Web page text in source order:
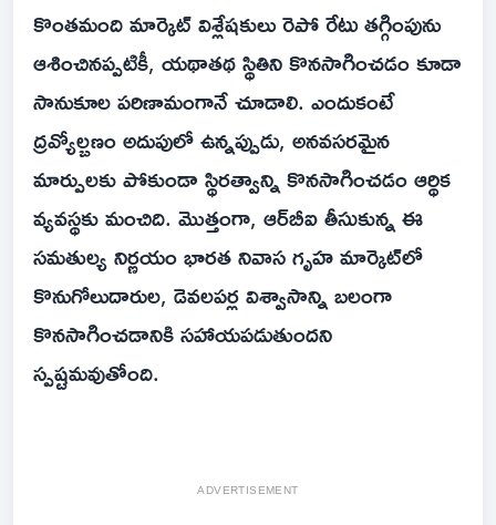
కొంతమంది మార్కెట్ విశ్లేషకులు రెపో రేటు తగ్గింపును
ఆశించినప్పటికీ, యథాతథ స్థితిని కొనసాగించడం కూడా
సానుకూల పరిణామంగానే చూడాలి. ఎందుకంటే
ద్రవ్యోల్బణం అదుపులో ఉన్నప్పుడు, అనవసరమైన
మార్పులకు పోకుండా స్థిరత్వాన్ని కొనసాగించడం ఆర్థిక
వ్యవస్థకు మంచిది. మొత్తంగా, ఆర్‌బీఐ తీసుకున్న ఈ
సమతుల్య నిర్ణయం భారత నివాస గృహ మార్కెట్‌లో
కొనుగోలుదారుల, డెవలపర్ల విశ్వాసాన్ని బలంగా
కొనసాగించడానికి సహాయపడుతుందని
స్పష్టమవుతోంది.
ADVERTISEMENT